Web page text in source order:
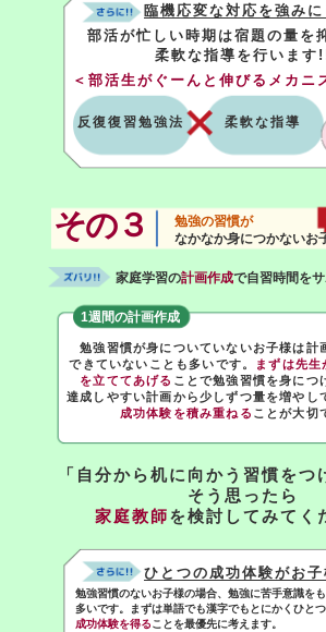
臨機応変な対応を強み
部活が忙しい時期は宿題の量を
柔軟な指導を行います
＜部活生がぐーんと伸びるメカニ
反復復習勉強法 柔軟な指導
その３
勉強の習慣が
なかなか身につかないお
家庭学習の計画作成で自習時間を
1週間の計画作成
勉強習慣が身についていないお子様は計
できていないことも多いです。
まずは先生
を立ててあげる ことで勉強習慣を身につ
達成しやすい計画から少しずつ量を増やし
成功体験を積み重ねる ことが大切
「自分から机に向かう習慣をつ
そう思ったら
家庭教師を検討してみてく
ひとつの成功体験がお
勉強習慣のないお子様の場合、勉強に苦手意識を
多いです。まずは単語でも漢字でもとにかくひと
成功体験を得ることを最優先に考えます。